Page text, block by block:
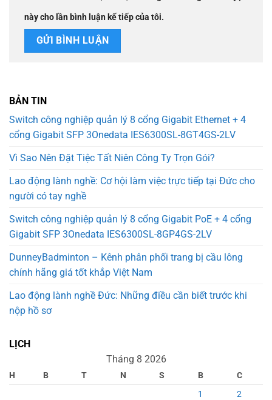
này cho lần bình luận kế tiếp của tôi.
BẢN TIN
Switch công nghiệp quản lý 8 cổng Gigabit Ethernet + 4
cổng Gigabit SFP 3Onedata IES6300SL-8GT4GS-2LV
Vì Sao Nên Đặt Tiệc Tất Niên Công Ty Trọn Gói?
Lao động lành nghề: Cơ hội làm việc trực tiếp tại Đức cho
người có tay nghề
Switch công nghiệp quản lý 8 cổng Gigabit PoE + 4 cổng
Gigabit SFP 3Onedata IES6300SL-8GP4GS-2LV
DunneyBadminton – Kênh phân phối trang bị cầu lông
chính hãng giá tốt khắp Việt Nam
Lao động lành nghề Đức: Những điều cần biết trước khi
nộp hồ sơ
LỊCH
Tháng 8 2026
H B T N S B
C
1
2